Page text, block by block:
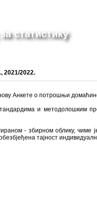
статистику
2022.
Анкете о потрошњи
и методолошким
- збирном облику,
тајност